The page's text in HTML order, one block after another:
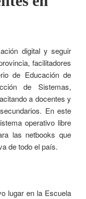
digital y seguir
facilitadores
de Educación de
de Sistemas,
a docentes y
En este
operativo libre
las netbooks que
de todo el país.
lugar en la Escuela